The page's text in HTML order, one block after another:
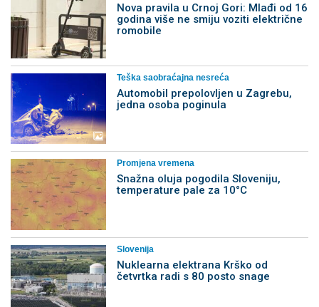
Nova pravila u Crnoj Gori: Mlađi od 16
godina više ne smiju voziti električne
romobile
Teška saobraćajna nesreća
Automobil prepolovljen u Zagrebu,
jedna osoba poginula
Promjena vremena
Snažna oluja pogodila Sloveniju,
temperature pale za 10°C
Slovenija
Nuklearna elektrana Krško od
četvrtka radi s 80 posto snage